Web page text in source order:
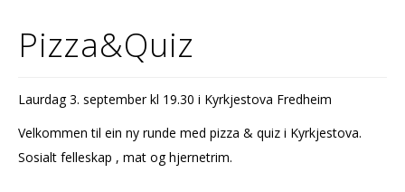
GUDSTENESTER
BARN OG UNGDOM
Pizza&Quiz
Laurdag 3. september kl 19.30 i Kyrkjestova Fredheim
Velkommen til ein ny runde med pizza & quiz i Kyrkjestova.
Sosialt felleskap , mat og hjernetrim.